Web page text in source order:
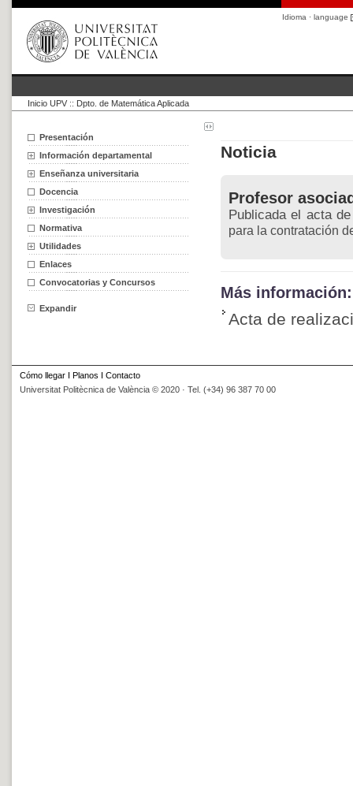
Idioma · language
Inicio UPV :: Dpto. de Matemática Aplicada
Presentación
Información departamental
Enseñanza universitaria
Docencia
Investigación
Normativa
Utilidades
Enlaces
Convocatorias y Concursos
Expandir
Noticia
Profesor
Publicada el acta
para la contratación
Más información:
Acta de
Cómo llegar I Planos I Contacto
Universitat Politècnica de València © 2020 · Tel. (+34) 96 387 70 00